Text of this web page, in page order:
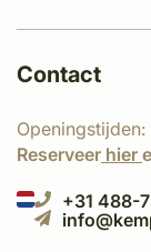
Contact
Reserveer hier
+31 488-